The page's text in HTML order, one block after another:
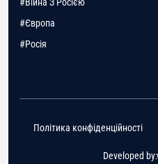
#Європа
#Росія
Developed by:
Політика конфіденційності